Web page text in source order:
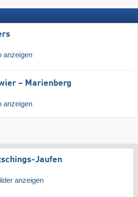
anzeigen
– Marienberg
anzeigen
Jaufen
anzeigen